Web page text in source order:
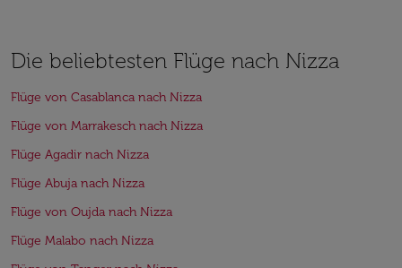
Die beliebtesten Flüge nach Nizza
Flüge von Casablanca nach Nizza
Flüge von Marrakesch nach Nizza
Flüge Agadir nach Nizza
Flüge Abuja nach Nizza
Flüge von Oujda nach Nizza
Flüge Malabo nach Nizza